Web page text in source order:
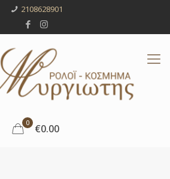
2108628901
0 €0.00